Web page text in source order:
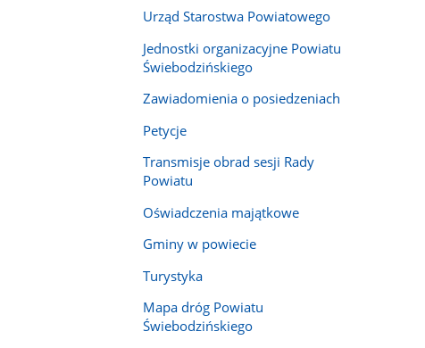
Urząd Starostwa Powiatowego
Jednostki organizacyjne Powiatu
Świebodzińskiego
Zawiadomienia o posiedzeniach
Petycje
Transmisje obrad sesji Rady
Powiatu
Oświadczenia majątkowe
Gminy w powiecie
Turystyka
Mapa dróg Powiatu
Świebodzińskiego